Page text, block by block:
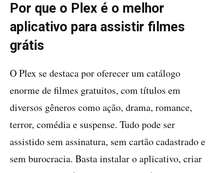
Por que o Plex é o melhor
aplicativo para assistir filmes
grátis
O Plex se destaca por oferecer um catálogo
enorme de filmes gratuitos, com títulos em
diversos gêneros como ação, drama, romance,
terror, comédia e suspense. Tudo pode ser
assistido sem assinatura, sem cartão cadastrado e
sem burocracia. Basta instalar o aplicativo, criar